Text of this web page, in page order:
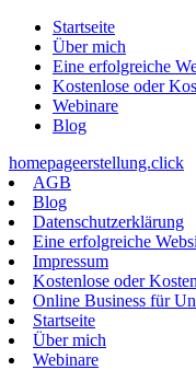
Zum
Inhalt
springen
Startseite
Über mich
Eine erfolgreiche
Kostenlose oder
Webinare
Blog
homepageerstellung.click
AGB
Blog
Datenschutzerklärung
Eine erfolgreiche
Impressum
Kostenlose oder
Online Business für
Startseite
Über mich
Webinare